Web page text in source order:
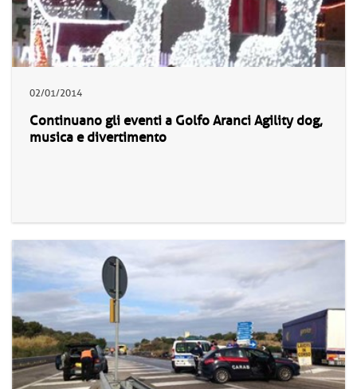
02/01/2014
Continuano gli eventi a Golfo Aranci Agility dog,
musica e divertimento